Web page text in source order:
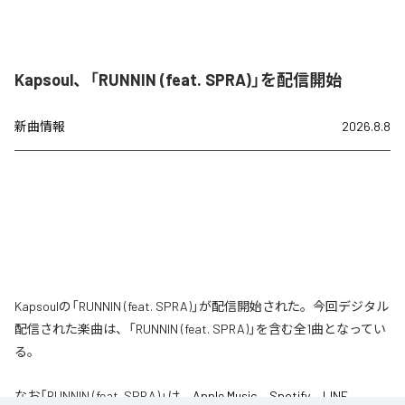
Kapsoul、「RUNNIN (feat. SPRA)」を配信開始
新曲情報 2026.8.8
Kapsoulの「RUNNIN (feat. SPRA)」が配信開始された。今回デジタル
配信された楽曲は、「RUNNIN (feat. SPRA)」を含む全1曲となってい
る。
なお「RUNNIN (feat. SPRA)」は、 Apple Music Spotify
LINE